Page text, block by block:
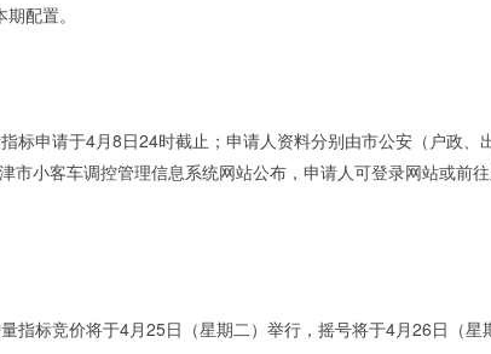
配置。
标申请于4月8日24时截止；申请人资料分别由市公安（户政
市小客车调控管理信息系统网站公布，申请人可登录网站或
指标竞价将于4月25日（星期二）举行，摇号将于4月26日（